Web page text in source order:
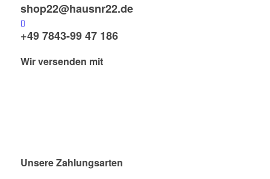
shop22@hausnr22.de
+49 7843-99 47 186
Wir versenden mit
Unsere Zahlungsarten